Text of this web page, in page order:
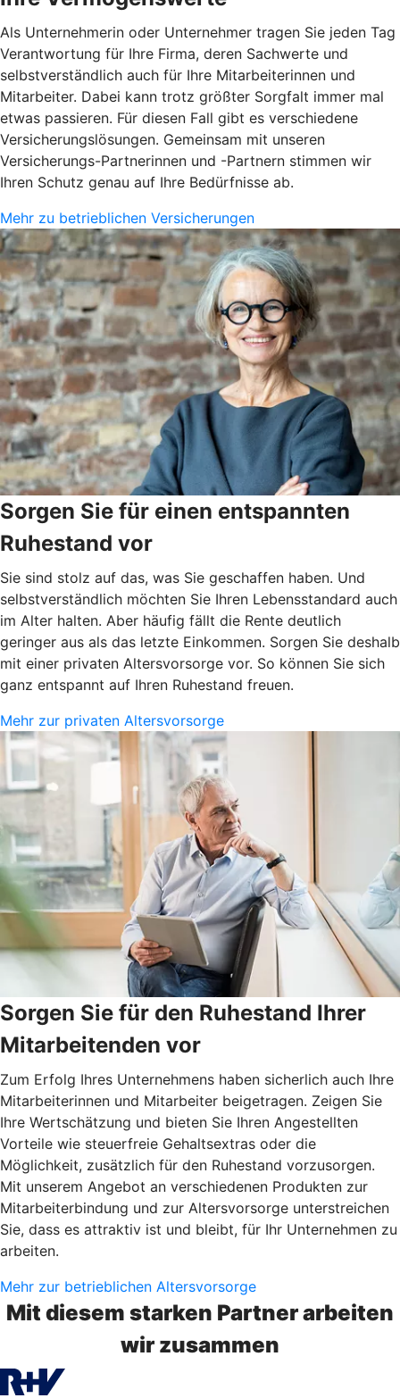
Als Unternehmerin oder Unternehmer tragen Sie jeden Tag
Verantwortung für Ihre Firma, deren Sachwerte und
selbstverständlich auch für Ihre Mitarbeiterinnen und
Mitarbeiter. Dabei kann trotz größter Sorgfalt immer mal
etwas passieren. Für diesen Fall gibt es verschiedene
Versicherungslösungen. Gemeinsam mit unseren
Versicherungs-Partnerinnen und -Partnern stimmen wir
Ihren Schutz genau auf Ihre Bedürfnisse ab.
Mehr zu betrieblichen Versicherungen
Sorgen Sie für einen entspannten
Ruhestand vor
Sie sind stolz auf das, was Sie geschaffen haben. Und
selbstverständlich möchten Sie Ihren Lebensstandard auch
im Alter halten. Aber häufig fällt die Rente deutlich
geringer aus als das letzte Einkommen. Sorgen Sie deshalb
mit einer privaten Altersvorsorge vor. So können Sie sich
ganz entspannt auf Ihren Ruhestand freuen.
Mehr zur privaten Altersvorsorge
Sorgen Sie für den Ruhestand Ihrer
Mitarbeitenden vor
Zum Erfolg Ihres Unternehmens haben sicherlich auch Ihre
Mitarbeiterinnen und Mitarbeiter beigetragen. Zeigen Sie
Ihre Wertschätzung und bieten Sie Ihren Angestellten
Vorteile wie steuerfreie Gehaltsextras oder die
Möglichkeit, zusätzlich für den Ruhestand vorzusorgen.
Mit unserem Angebot an verschiedenen Produkten zur
Mitarbeiterbindung und zur Altersvorsorge unterstreichen
Sie, dass es attraktiv ist und bleibt, für Ihr Unternehmen zu
arbeiten.
Mehr zur betrieblichen Altersvorsorge
Mit diesem starken Partner arbeiten
wir zusammen